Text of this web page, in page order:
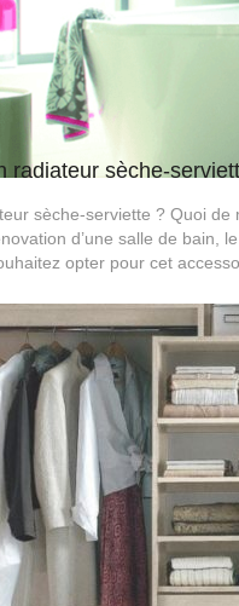
radiateur sèche-
sèche-serviette ? Quoi
d’une salle de bain,
opter pour cet